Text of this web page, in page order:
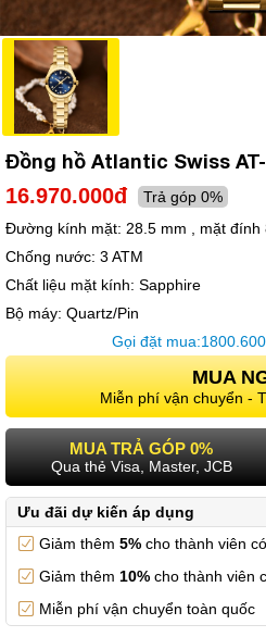
Đồng hồ Atlantic Swiss
16.970.000đ
Trả góp 0%
Đường kính mặt: 28.5 mm , mặt đính
Chống nước: 3 ATM
Chất liệu mặt kính: Sapphire
Bộ máy: Quartz/Pin
Gọi đặt mua:
MUA
Miễn phí vận chuyển -
MUA TRẢ GÓP 0%
Qua thẻ Visa, Master, JCB
Ưu đãi dự kiến áp dụng
Giảm thêm 5% cho thành viên
Giảm thêm 10% cho thành viên
Miễn phí vận chuyển toàn quốc